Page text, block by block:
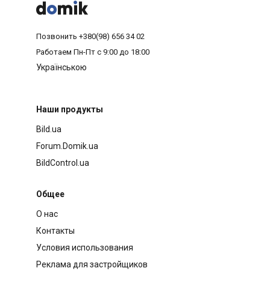



Позвонить +380(98) 656 34 02
Работаем Пн-Пт с 9:00 до 18:00
Українською
Наши продукты
Bild.ua
Forum.Domik.ua
BildControl.ua
Общее
О нас
Контакты
Условия использования
Реклама для застройщиков